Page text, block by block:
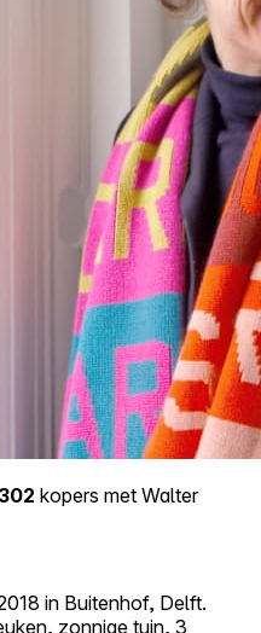
kopers met Walter
in Buitenhof, Delft.
zonnige tuin, 3